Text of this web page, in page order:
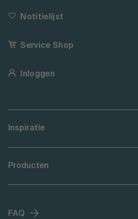
Notitielijst
Service Shop
Inloggen
Inspiratie
Producten
FAQ